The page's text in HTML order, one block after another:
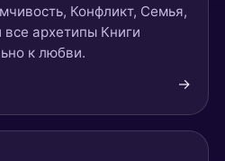
Конфликт, Семья,
архетипы Книги
к любви.
→